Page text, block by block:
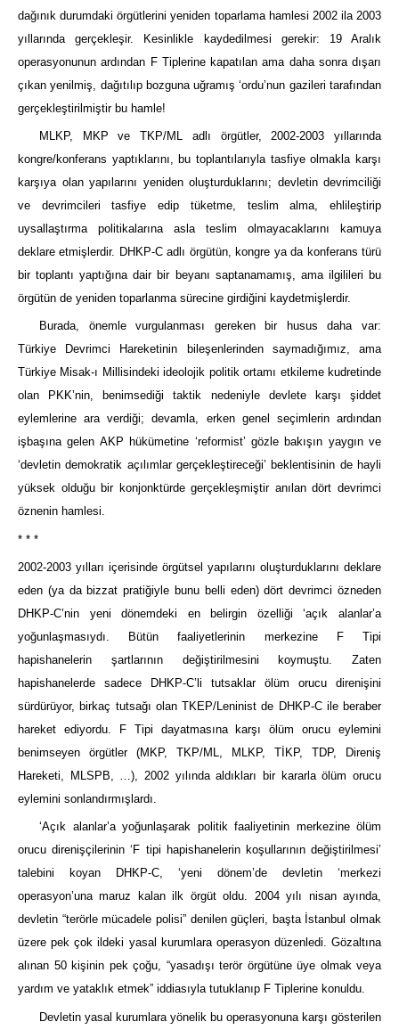
dağınık durumdaki örgütlerini yeniden toparlama hamlesi 2002 ila 2003
yıllarında gerçekleşir. Kesinlikle kaydedilmesi gerekir: 19 Aralık
operasyonunun ardından F Tiplerine kapatılan ama daha sonra dışarı
çıkan yenilmiş, dağıtılıp bozguna uğramış ‘ordu’nun gazileri tarafından
gerçekleştirilmiştir bu hamle!
MLKP, MKP ve TKP/ML adlı örgütler, 2002-2003 yıllarında
kongre/konferans yaptıklarını, bu toplantılarıyla tasfiye olmakla karşı
karşıya olan yapılarını yeniden oluşturduklarını; devletin devrimciliği
ve devrimcileri tasfiye edip tüketme, teslim alma, ehlileştirip
uysallaştırma politikalarına asla teslim olmayacaklarını kamuya
deklare etmişlerdir. DHKP-C adlı örgütün, kongre ya da konferans türü
bir toplantı yaptığına dair bir beyanı saptanamamış, ama ilgilileri bu
örgütün de yeniden toparlanma sürecine girdiğini kaydetmişlerdir.
Burada, önemle vurgulanması gereken bir husus daha var:
Türkiye Devrimci Hareketinin bileşenlerinden saymadığımız, ama
Türkiye Misak-ı Millisindeki ideolojik politik ortamı etkileme kudretinde
olan PKK’nin, benimsediği taktik nedeniyle devlete karşı şiddet
eylemlerine ara verdiği; devamla, erken genel seçimlerin ardından
işbaşına gelen AKP hükümetine ‘reformist’ gözle bakışın yaygın ve
‘devletin demokratik açılımlar gerçekleştireceği’ beklentisinin de hayli
yüksek olduğu bir konjonktürde gerçekleşmiştir anılan dört devrimci
öznenin hamlesi.
* * *
2002-2003 yılları içerisinde örgütsel yapılarını oluşturduklarını deklare
eden (ya da bizzat pratiğiyle bunu belli eden) dört devrimci özneden
DHKP-C’nin yeni dönemdeki en belirgin özelliği ‘açık alanlar’a
yoğunlaşmasıydı. Bütün faaliyetlerinin merkezine F Tipi
hapishanelerin şartlarının değiştirilmesini koymuştu. Zaten
hapishanelerde sadece DHKP-C’li tutsaklar ölüm orucu direnişini
sürdürüyor, birkaç tutsağı olan TKEP/Leninist de DHKP-C ile beraber
hareket ediyordu. F Tipi dayatmasına karşı ölüm orucu eylemini
benimseyen örgütler (MKP, TKP/ML, MLKP, TİKP, TDP, Direniş
Hareketi, MLSPB, …), 2002 yılında aldıkları bir kararla ölüm orucu
eylemini sonlandırmışlardı.
‘Açık alanlar’a yoğunlaşarak politik faaliyetinin merkezine ölüm
orucu direnişçilerinin ‘F tipi hapishanelerin koşullarının değiştirilmesi’
talebini koyan DHKP-C, ‘yeni dönem’de devletin ‘merkezi
operasyon’una maruz kalan ilk örgüt oldu. 2004 yılı nisan ayında,
devletin “terörle mücadele polisi” denilen güçleri, başta İstanbul olmak
üzere pek çok ildeki yasal kurumlara operasyon düzenledi. Gözaltına
alınan 50 kişinin pek çoğu, “yasadışı terör örgütüne üye olmak veya
yardım ve yataklık etmek” iddiasıyla tutuklanıp F Tiplerine konuldu.
Devletin yasal kurumlara yönelik bu operasyonuna karşı gösterilen